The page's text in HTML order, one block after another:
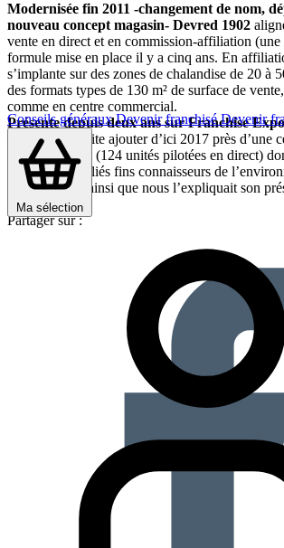
Conseils générauxDevenir franchiséDevenir
Ma sélection
Modernisée fin 2011 -changement de nom,
nouveau concept magasin- Devred 1902
vente en direct et en commission-affiliation
formule mise en place il y a cinq ans. En
s’implante sur des zones de chalandise de 20 à
des formats types de 130 m² de surface de
comme en centre commercial.
Présente depuis deux ans sur Franchise
Londonsouhaite ajouter d’ici 2017 près d’une
son parc actuel (124 unités pilotées en direct)
partenaires affiliés fins connaisseurs de
sur leur zone, ainsi que nous l’expliquait son
Hamelle.
Partager sur :